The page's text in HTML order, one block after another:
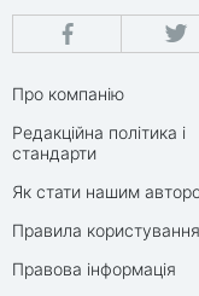
Про компанію
Редакційна політика і
стандарти
Як стати нашим
Правила користування
Правова інформація